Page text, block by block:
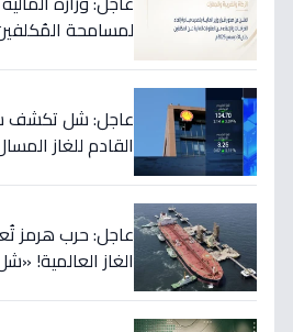
لمسامحة
عاجل: شل تكشف
الغاز العالمية!